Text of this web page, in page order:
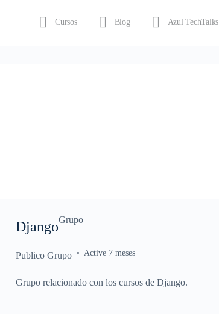
Cursos Blog Azul TechTalks
DjangoGrupo
Publico Grupo Active 7 meses
Grupo relacionado con los cursos de Django.